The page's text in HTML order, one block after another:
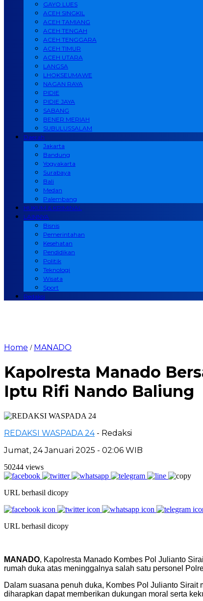
GAYO LUES
ACEH SINGKIL
ACEH TAMIANG
ACEH TENGAH
ACEH TENGGARA
ACEH TIMUR
ACEH UTARA
LANGSA
LHOKSEUMAWE
NAGAN RAYA
PIDIE
PIDIE JAYA
SABANG
BENER MERIAH
SUBULUSSALAM
Daerah
Jakarta
Bandung
Yogyakarta
Surabaya
Bali
Medan
Palembang
HUKUM & KRIMINAL
LAINNYA
Bisnis
Pemerintahan
Kesehatan
Pendidikan
Politik
Teknologi
Wisata
Sport
Redaksi
Home / MANADO
Kapolresta Manado
Iptu Rifi Nando Baliung
REDAKSI WASPADA 24 - Redaksi
Jumat, 24 Januari 2025 - 02:06 WIB
50244 views
URL berhasil dicopy
URL berhasil dicopy
MANADO, Kapolresta Manado Kombes Pol Julianto
rumah duka atas meninggalnya salah satu personel
Dalam suasana penuh duka, Kombes Pol Julianto
diharapkan dapat memberikan dukungan moral serta